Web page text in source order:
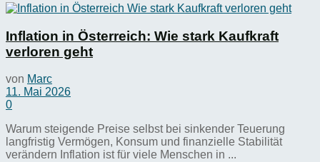
Inflation in Österreich: Wie stark Kaufkraft
verloren geht
von Marc
11. Mai 2026
0
Warum steigende Preise selbst bei sinkender Teuerung
langfristig Vermögen, Konsum und finanzielle Stabilität
verändern Inflation ist für viele Menschen in ...